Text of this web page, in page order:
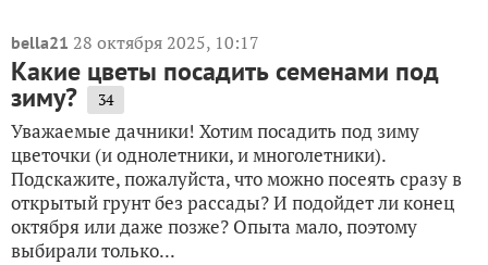
bella21 28 октября 2025, 10:17
Какие цветы посадить семенами под
зиму? 34
Уважаемые дачники! Хотим посадить под зиму
цветочки (и однолетники, и многолетники).
Подскажите, пожалуйста, что можно посеять сразу в
открытый грунт без рассады? И подойдет ли конец
октября или даже позже? Опыта мало, поэтому
выбирали только...